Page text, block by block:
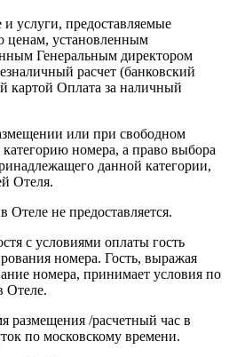
услуги, предоставляемые
ценам, установленным
Генеральным директором
расчет (банковский
картой Оплата за наличный
или при свободном
номера, а право выбора
данной категории,
Отеля.
не предоставляется.
с условиями оплаты гость
номера. Гость, выражая
номера, принимает условия по
Отеле.
размещения /расчетный час в
по московскому времени.